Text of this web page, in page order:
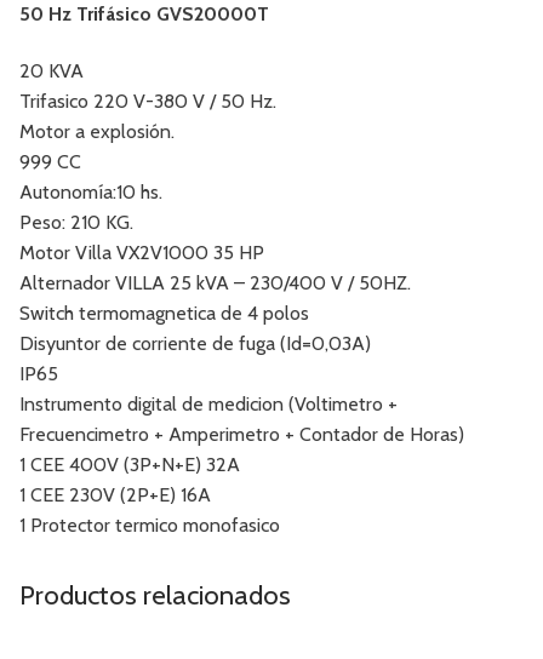
50 Hz Trifásico GVS20000T
20 KVA
Trifasico 220 V-380 V / 50 Hz.
Motor a explosión.
999 CC
Autonomía:10 hs.
Peso: 210 KG.
Motor Villa VX2V1000 35 HP
Alternador VILLA 25 kVA – 230/400 V / 50HZ.
Switch termomagnetica de 4 polos
Disyuntor de corriente de fuga (Id=0,03A)
IP65
Instrumento digital de medicion (Voltimetro +
Frecuencimetro + Amperimetro + Contador de Horas)
1 CEE 400V (3P+N+E) 32A
1 CEE 230V (2P+E) 16A
1 Protector termico monofasico
Productos relacionados